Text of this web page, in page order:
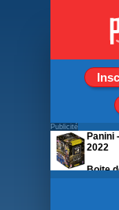
Publicité
Panini
2022
Boite